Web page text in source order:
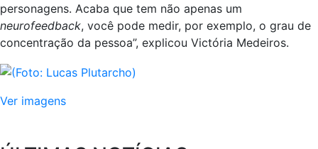
personagens. Acaba que tem não apenas um
neurofeedback, você pode medir, por exemplo, o grau de
concentração da pessoa”, explicou Victória Medeiros.
Ver imagens